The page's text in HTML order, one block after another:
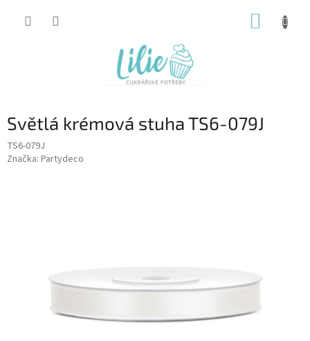
Světlá krémová stuha TS6-079J
TS6-079J
Značka: Partydeco